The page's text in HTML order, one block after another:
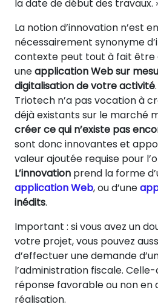
la date de début des travaux.
La notion d’innovation n’est
nécessairement synonyme
contexte peut tout à fait être
uneapplication Web sur
digitalisation de votre activité.
Triotech n’a pas vocation à
déjà existants sur le marché
créer ce qui n’existe pas
sont donc innovantes et
valeur ajoutée requise pour
L’innovation prend la forme
application Web, ou d’une
inédits.
Important : si vous avez un
votre projet, vous pouvez
d’effectuer une demande
l’administration fiscale.
réponse favorable ou non en
réalisation.